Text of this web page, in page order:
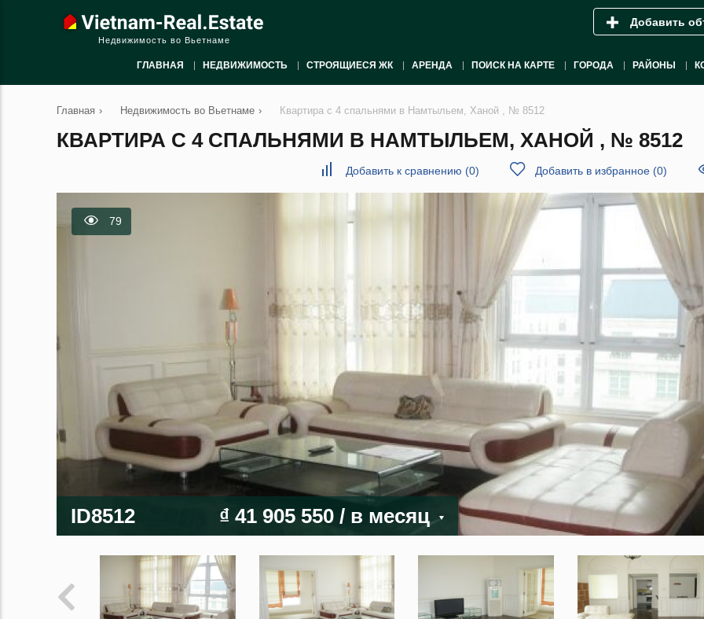
Недвижимость во Вьетнаме
Добавить
ГЛАВНАЯ НЕДВИЖИМОСТЬ СТРОЯЩИЕСЯ ЖК АРЕНДА ПОИСК НА КАРТЕ ГОРОДА РАЙОНЫ
Главная › Недвижимость во Вьетнаме › Квартира с 4 спальнями в Намтыльем, Ханой , № 8512
КВАРТИРА С 4 СПАЛЬНЯМИ В НАМТЫЛЬЕМ, ХАНОЙ , № 8512
Добавить к сравнению (0) Добавить в избранное (0)
79
ID8512 ₫ 41 905 550 / в месяц